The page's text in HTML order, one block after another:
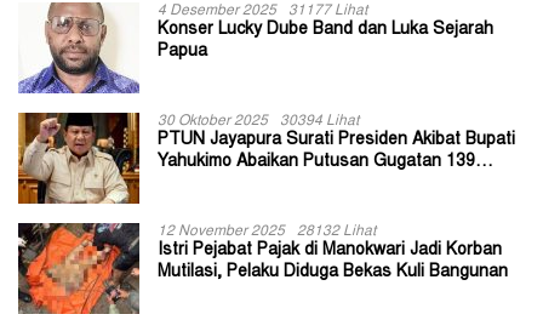
4 Desember 2025 31177 Lihat
Konser Lucky Dube Band dan Luka Sejarah
Papua
30 Oktober 2025 30394 Lihat
PTUN Jayapura Surati Presiden Akibat Bupati
Yahukimo Abaikan Putusan Gugatan 139
12 November 2025 28132 Lihat
Istri Pejabat Pajak di Manokwari Jadi Korban
Mutilasi, Pelaku Diduga Bekas Kuli Bangunan